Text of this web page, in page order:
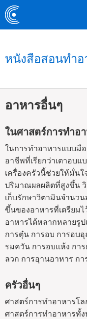
หนังสือสอนทำอ
อาหารอื่นๆ
ในศาสตร์การทำอ
ในการทำอาหารแบบมื
อาชีพที่เรียกว่าเตาอบ
เครื่องครัวนี้ช่วยให้มั่น
ปริมาณผลผลิตที่สูงขึ้น วิ
เก็บรักษาวิตามินจำนว
ขึ้นของอาหารที่เตรียมไ
อาหารได้หลากหลายรู
การตุ๋น การอบ การอบ
รมควัน การอบแห้ง กา
ลวก การอุานอาหาร ก
ครัวอื่นๆ
ศาสตร์การทำอาหารโ
ศาสตร์การทำอาหารทั้